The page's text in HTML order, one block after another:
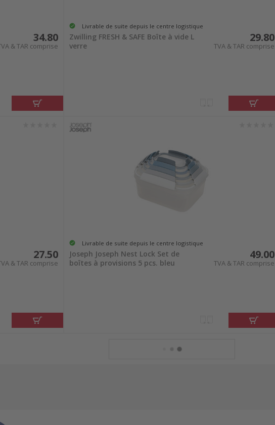
34.80
& TAR comprise
Livrable de suite depuis le centre logistique
Zwilling FRESH & SAFE Boîte à vide L
verre
29.80
TVA & TAR comprise
27.50
& TAR comprise
Livrable de suite depuis le centre logistique
Joseph Joseph Nest Lock Set de
boîtes à provisions 5 pcs. bleu
49.00
TVA & TAR comprise